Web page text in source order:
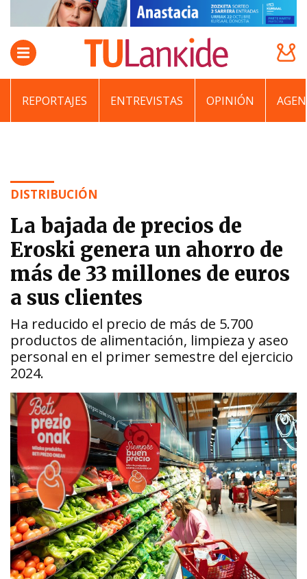
REPORTAJES ENTREVISTAS OPINIÓN
DISTRIBUCIÓN
La bajada de precios de
Eroski genera un ahorro de
más de 33 millones de euros
a sus clientes
Ha reducido el precio de más de 5.700
productos de alimentación, limpieza y aseo
personal en el primer semestre del ejercicio
2024.